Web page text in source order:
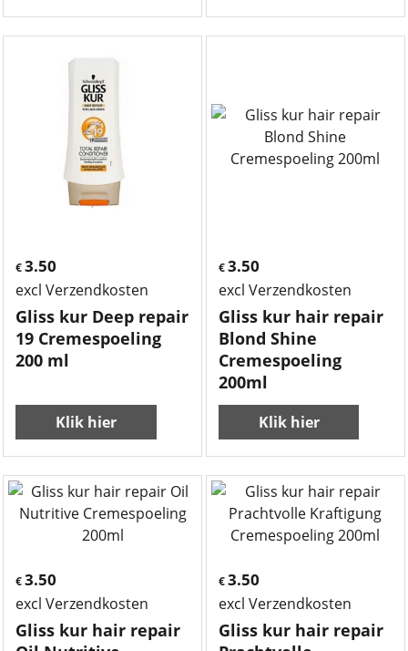
€ 3.50
excl Verzendkosten
Gliss kur Deep repair
19 Cremespoeling
200 ml
Klik hier
€3.50
excl Verzendkosten
Gliss kur hair repair
Blond Shine
Cremespoeling
200ml
Klik hier
€ 3.50
excl Verzendkosten
Gliss kur hair repair
€3.50
excl Verzendkosten
Gliss kur hair repair